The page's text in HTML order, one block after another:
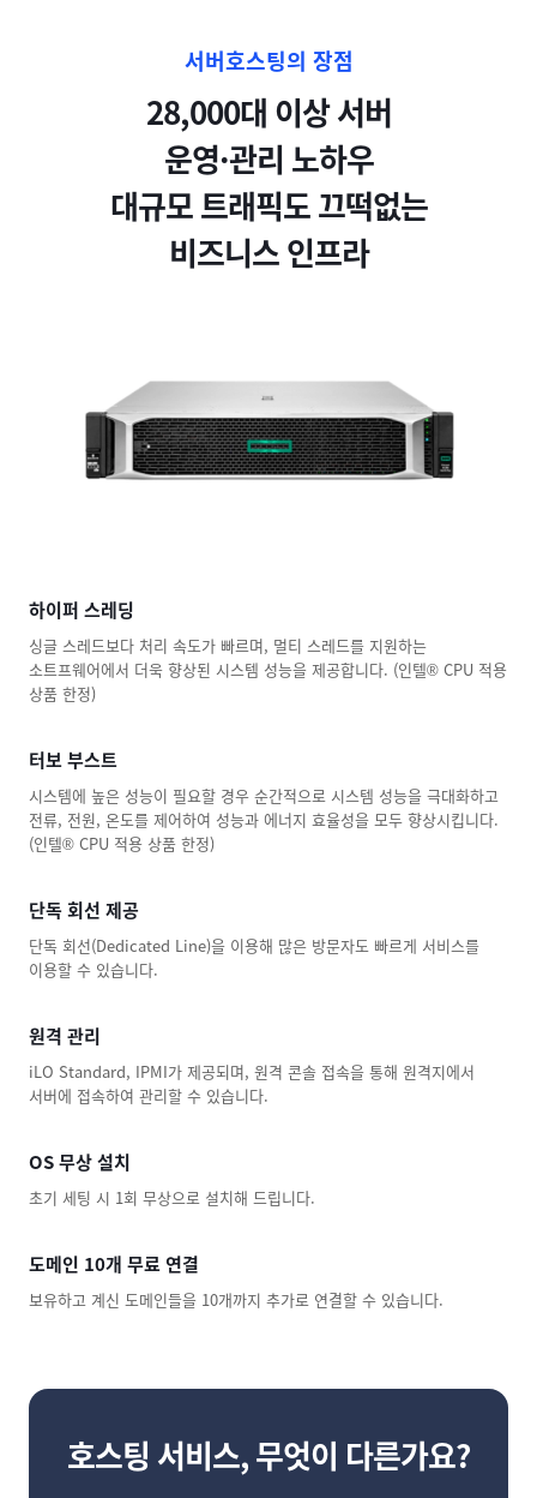
서버호스팅의 장점
28,000대 이상 서버
운영·관리 노하우
대규모 트래픽도 끄떡없는
비즈니스 인프라
하이퍼 스레딩
싱글 스레드보다 처리 속도가 빠르며, 멀티 스레드를 지원하는
소트프웨어에서 더욱 향상된 시스템 성능을 제공합니다. (인텔® CPU 적용
상품 한정)
터보 부스트
시스템에 높은 성능이 필요할 경우 순간적으로 시스템 성능을 극대화하고
전류, 전원, 온도를 제어하여 성능과 에너지 효율성을 모두 향상시킵니다.
(인텔® CPU 적용 상품 한정)
단독 회선 제공
단독 회선(Dedicated Line)을 이용해 많은 방문자도 빠르게 서비스를
이용할 수 있습니다.
원격 관리
iLO Standard, IPMI가 제공되며, 원격 콘솔 접속을 통해 원격지에서
서버에 접속하여 관리할 수 있습니다.
OS 무상 설치
초기 세팅 시 1회 무상으로 설치해 드립니다.
도메인 10개 무료 연결
보유하고 계신 도메인들을 10개까지 추가로 연결할 수 있습니다.
호스팅 서비스, 무엇이 다른가요?